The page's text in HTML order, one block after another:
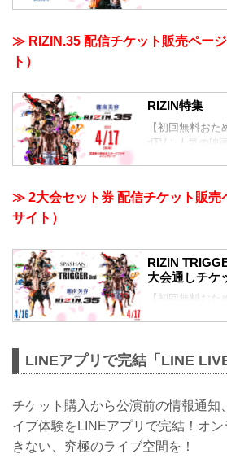
か見られない独
マまで多彩な
≫ RIZIN.35 配信チケット販売ペー
ト）
RIZIN特集
【初回無料お
dTV！人気の映
POPをはじめ
か見られない
マまで多彩な作
≫ 2大会セット券 配信チケット販売
サイト）
RIZIN
大会通しチケ
【初回無料おた
dTV！人気の映
か見られない独
マまで多彩な作
用いただけます！
LINEアプリで完結「LINE
チケット購入から公演前の情報通知
イブ体験をLINEアプリで完結！オ
きない、究極のライブ空間を！